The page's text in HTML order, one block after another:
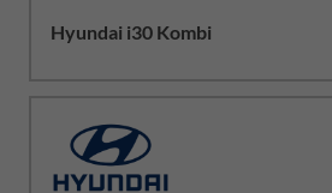
Hyundai i30 Kombi